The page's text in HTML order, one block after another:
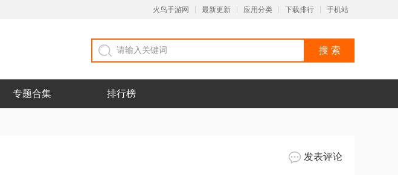
火鸟手游网 最新更新 应用分类 下载排行 手机站
专题合集 排行榜
发表评论